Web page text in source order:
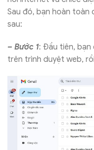
Sau đó, bạn hoàn
sau:
– Bước 1: Đầu tiên, bạn
trên trình duyệt web,